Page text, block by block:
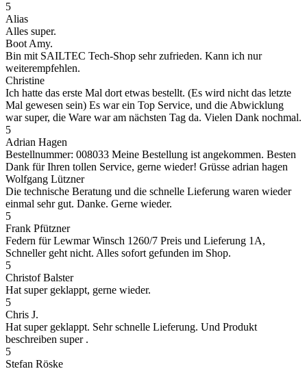
5
Alias
Alles super.
Boot Amy.
Bin mit SAILTEC Tech-Shop sehr zufrieden. Kann ich nur
weiterempfehlen.
Christine
Ich hatte das erste Mal dort etwas bestellt. (Es wird nicht das letzte
Mal gewesen sein) Es war ein Top Service, und die Abwicklung
war super, die Ware war am nächsten Tag da. Vielen Dank nochmal.
5
Adrian Hagen
Bestellnummer: 008033 Meine Bestellung ist angekommen. Besten
Dank für Ihren tollen Service, gerne wieder! Grüsse adrian hagen
Wolfgang Lützner
Die technische Beratung und die schnelle Lieferung waren wieder
einmal sehr gut. Danke. Gerne wieder.
5
Frank Pfützner
Federn für Lewmar Winsch 1260/7 Preis und Lieferung 1A,
Schneller geht nicht. Alles sofort gefunden im Shop.
5
Christof Balster
Hat super geklappt, gerne wieder.
5
Chris J.
Hat super geklappt. Sehr schnelle Lieferung. Und Produkt
beschreiben super .
5
Stefan Röske